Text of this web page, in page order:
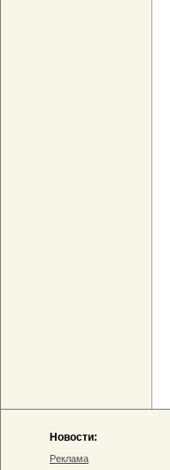
Новости:
Реклама